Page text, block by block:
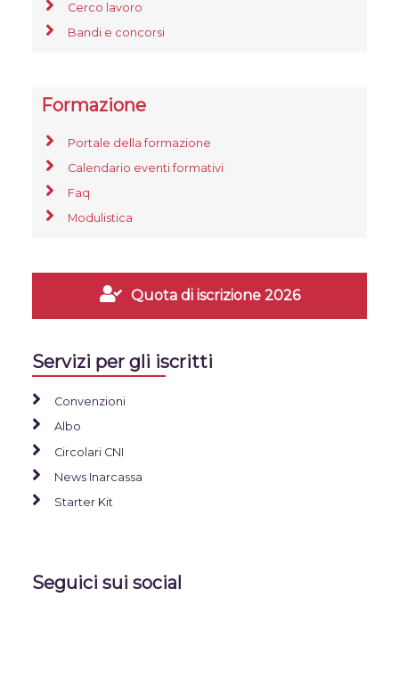
Cerco lavoro
Bandi e concorsi
Formazione
Portale della formazione
Calendario eventi formativi
Faq
Modulistica
Quota di iscrizione 2026
Servizi per gli iscritti
Convenzioni
Albo
Circolari CNI
News Inarcassa
Starter Kit
Seguici sui social